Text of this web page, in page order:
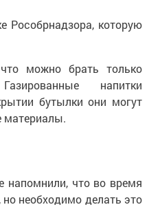
Рособрнадзора, которую
можно брать только
напитки
бутылки они могут
материалы.
напомнили, что во время
необходимо делать это